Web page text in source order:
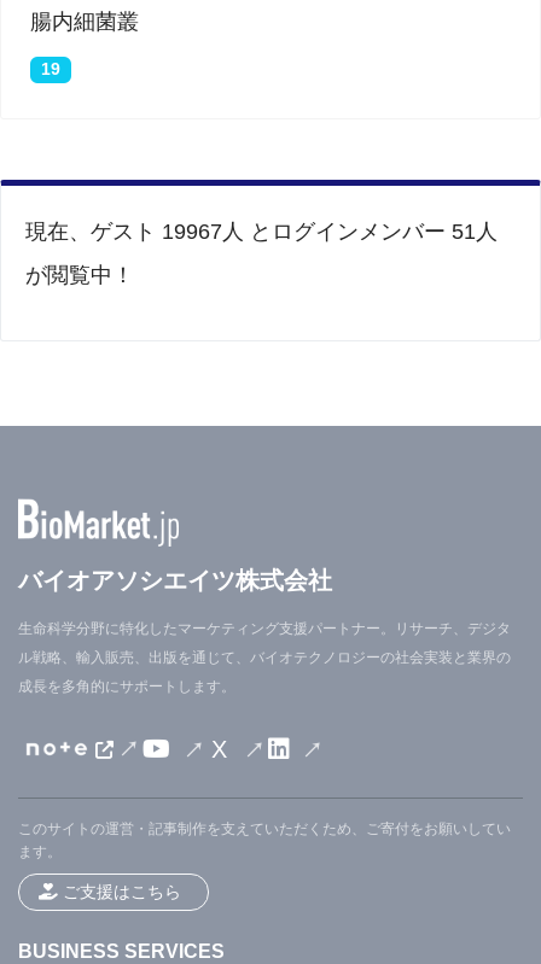
腸内細菌叢
19
現在、ゲスト 19967人 とログインメンバー 51人
が閲覧中！
バイオアソシエイツ株式会社
生命科学分野に特化したマーケティング支援パートナー。リサーチ、デジタ
ル戦略、輸入販売、出版を通じて、バイオテクノロジーの社会実装と業界の
成長を多角的にサポートします。
X
このサイトの運営・記事制作を支えていただくため、ご寄付をお願いしてい
ます。
ご支援はこちら
BUSINESS SERVICES